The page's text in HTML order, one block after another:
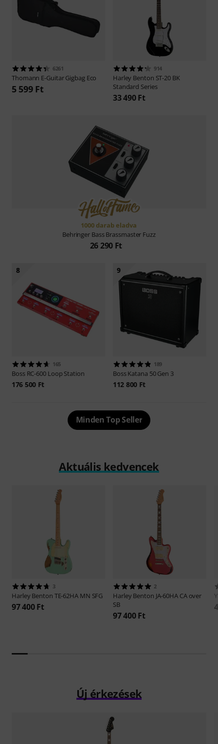
6261
Thomann E-Guitar Gigbag Eco
5 599 Ft
914
Harley Benton ST-20 BK
Standard Series
33 490 Ft
1000 darab eladva
Behringer Bass Brassmaster Fuzz
26 290 Ft
8
165
Boss RC-600 Loop Station
176 500 Ft
9
189
BossKatana 50 Gen 3
112 800 Ft
Minden Top Seller
Aktuális kedvencek
3
Harley Benton TE-62HA MN SFG
97 400 Ft
2
Harley Benton JA-60HA CA over
SB
97 400 Ft
Új érkezések